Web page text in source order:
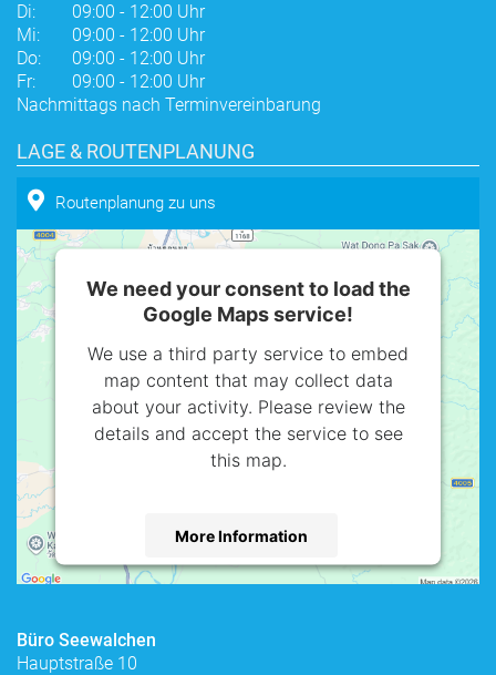
Di:
Mi:
Do:
Fr:
09:00 - 12:00 Uhr
09:00 - 12:00 Uhr
09:00 - 12:00 Uhr
09:00 - 12:00 Uhr
Nachmittags nach Terminvereinbarung
LAGE & ROUTENPLANUNG
Routenplanung zu uns
We need your consent to load the
Google Maps service!
We use a third party service to embed
map content that may collect data
about your activity. Please review the
details and accept the service to see
this map.
More Information
powered by
Büro Seewalchen
Hauptstraße 10